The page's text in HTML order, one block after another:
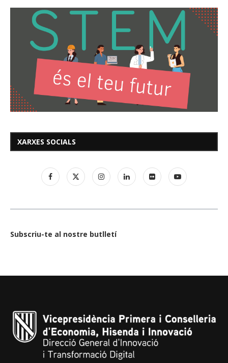
XARXES SOCIALS
Subscriu-te al nostre butlletí